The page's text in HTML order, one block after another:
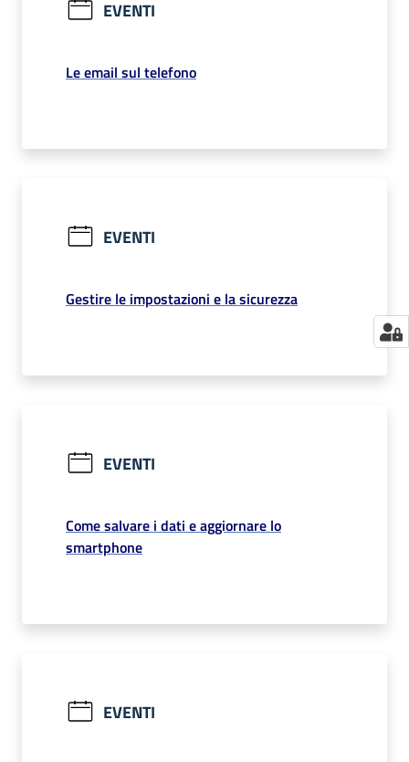
EVENTI
Le email sul telefono
EVENTI
Gestire le impostazioni e la sicurezza
EVENTI
Come salvare i dati e aggiornare lo
smartphone
EVENTI